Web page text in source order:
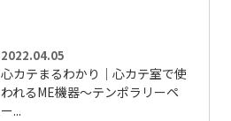
2022.04.05
心カテまるわかり｜心カテ室で使
われるME機器～テンポラリーペ
ー...